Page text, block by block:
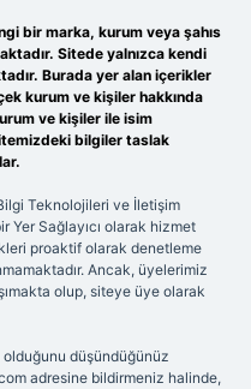
bir marka, kurum veya şahıs
Sitede yalnızca kendi
Burada yer alan içerikler
kurum ve kişiler hakkında
ve kişiler ile isim
bilgiler taslak
Teknolojileri ve İletişim
Yer Sağlayıcı olarak hizmet
proaktif olarak denetleme
Ancak, üyelerimiz
olup, siteye üye olarak
düşündüğünüz
adresine bildirmeniz halinde,